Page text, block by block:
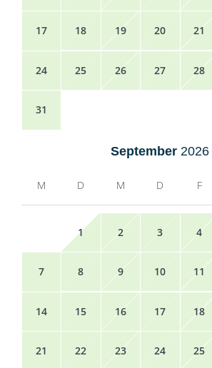
17 18 19 20 21
24 25 26 27 28
31
September 2026
M D M D F
1 2 3 4
7 8 9 10 11
14 15 16 17 18
21 22 23 24 25